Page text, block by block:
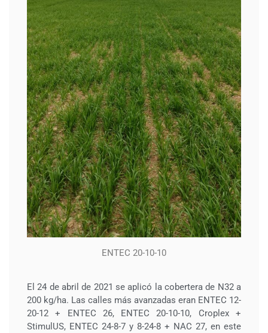
ENTEC 20-10-10
El 24 de abril de 2021 se aplicó la cobertera de N32 a
200 kg/ha. Las calles más avanzadas eran ENTEC 12-
20-12 + ENTEC 26, ENTEC 20-10-10, Croplex +
StimulUS, ENTEC 24-8-7 y 8-24-8 + NAC 27, en este